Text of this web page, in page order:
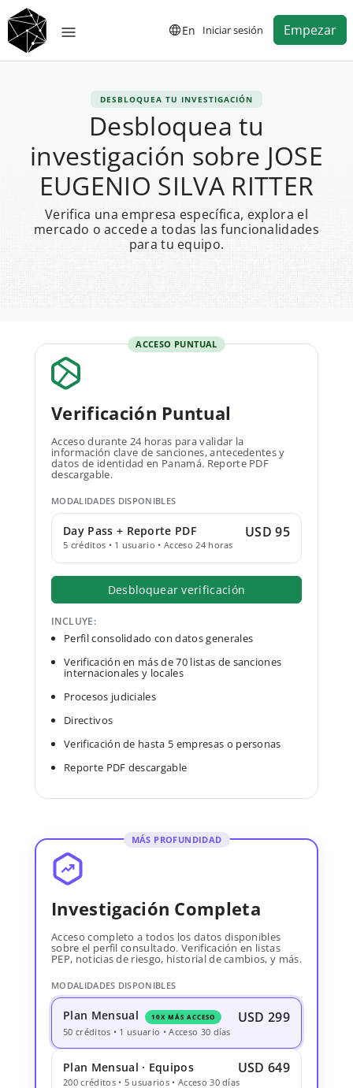
En Iniciar sesión Empezar
DESBLOQUEA TU INVESTIGACIÓN
Desbloquea tu
investigación sobre JOSE
EUGENIO SILVA RITTER
Verifica una empresa específica, explora el
mercado o accede a todas las funcionalidades
para tu equipo.
ACCESO PUNTUAL
Verificación Puntual
Acceso durante 24 horas para validar la
información clave de sanciones, antecedentes y
datos de identidad en Panamá. Reporte PDF
descargable.
MODALIDADES DISPONIBLES
Day Pass + Reporte PDF
5 créditos • 1 usuario • Acceso 24 horas
USD 95
Desbloquear verificación
INCLUYE:
Perfil consolidado con datos generales
Verificación en más de 70 listas de sanciones
internacionales y locales
Procesos judiciales
Directivos
Verificación de hasta 5 empresas o personas
Reporte PDF descargable
MÁS PROFUNDIDAD
Investigación Completa
Acceso completo a todos los datos disponibles
sobre el perfil consultado. Verificación en listas
PEP, noticias de riesgo, historial de cambios, y más.
MODALIDADES DISPONIBLES
Plan Mensual 10X MÁS ACCESO USD 299
50 créditos • 1 usuario • Acceso 30 días
Plan Mensual · Equipos USD 649
200 créditos • 5 usuarios • Acceso 30 días